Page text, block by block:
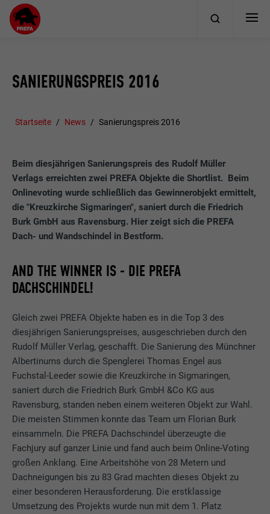
SANIERUNGSPREIS 2016
Startseite News Sanierungspreis 2016
Beim diesjährigen Sanierungspreis des Rudolf Müller
Verlags erreichten zwei PREFA Objekte die Shortlist. Beim
Onlinevoting wurde schließlich das Gewinnerobjekt ermittelt,
die "Kreuzkirche Sigmaringen", saniert durch die Friedrich
Burk GmbH aus Ravensburg. Hier zeigt sich die PREFA
Dach- und Wandschindel in Bestform.
AND THE WINNER IS - DIE PREFA
DACHSCHINDEL!
Gleich zwei PREFA Objekte haben es in die Top 3 des
diesjährigen Sanierungspreises, ausgeschrieben durch den
Rudolf Müller Verlag, geschafft. Die Sanierung des Münchner
Albertinums durch die Spenglerei Thomas Engel aus
Fuchstal-Leeder sowie die Kreuzkirche in Sigmaringen,
saniert durch die Friedrich Burk GmbH &Co KG aus
Ravensburg, standen neben einem weiteren Objekt zur Wahl.
Die meisten Stimmen konnte das Team um Florian Burk
einsammeln. Die PREFA Dachschindel überzeugte die
Fachjury auf ganzer Linie und fand auch beim Online-Voting
großen Anklang. Eine Arbeitshöhe von 28 Metern und
Dachneigungen bis zu 83 Grad machten dieses Objekt zu
einer besonderen Herausforderung. Die erstklassige
Umsetzung des Projekts wurde nun mit dem 1. Platz